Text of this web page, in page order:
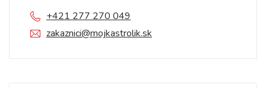
+421 277 270 049
zakaznici@mojkastrolik.sk